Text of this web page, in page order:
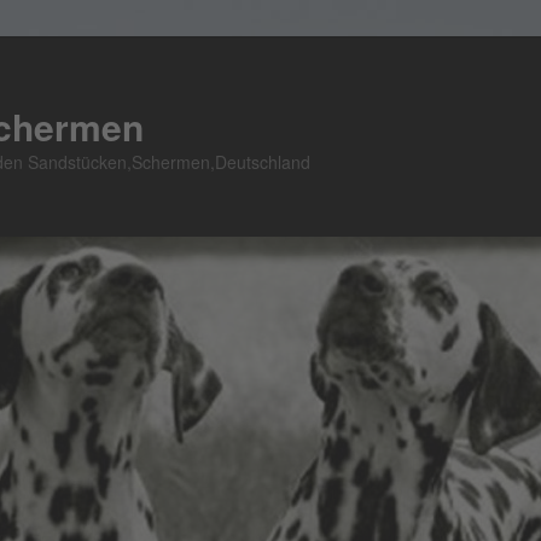
Sandstücken,Schermen,Deutschland